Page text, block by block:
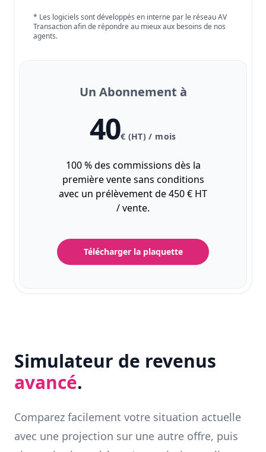
* Les logiciels sont développés en interne par le réseau AV
Transaction afin de répondre au mieux aux besoins de nos
agents.
Un Abonnement à
40€ (HT) / mois
100 % des commissions dès la
première vente sans conditions
avec un prélèvement de 450 € HT
/ vente.
Télécharger la plaquette
Simulateur de revenus
avancé.
Comparez facilement votre situation actuelle
avec une projection sur une autre offre, puis